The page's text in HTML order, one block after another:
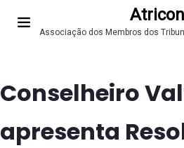
Atricon
Associação dos Membros dos
Conselheiro
apresenta